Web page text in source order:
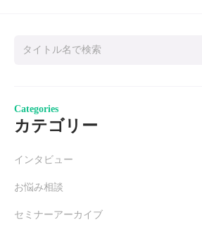
Categories
カテゴリー
インタビュー
お悩み相談
セミナーアーカイブ